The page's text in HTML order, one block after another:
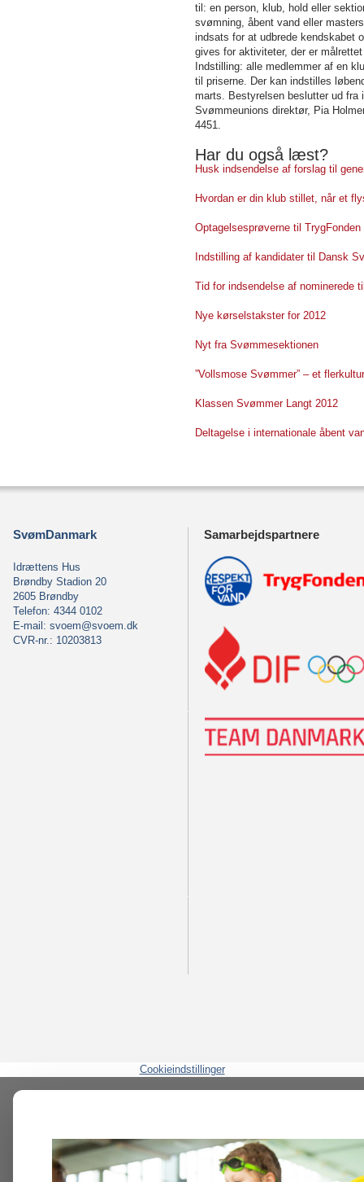
til: en person, klub, hold eller
svømning, åbent vand eller
indsats for at udbrede kendskabet
gives for aktiviteter, der er
Indstilling: alle medlemmer af en
til priserne. Der kan indstilles
marts. Bestyrelsen beslutter ud fra
Svømmeunions direktør, Pia
4451.
Har du også læst?
Husk indsendelse af forslag til
Hvordan er din klub stillet, når et
Optagelsesprøverne til
Indstilling af kandidater til Dansk
Tid for indsendelse af nominerede
Nye kørselstakster for 2012
Nyt fra Svømmesektionen
”Vollsmose Svømmer” – et
Klassen Svømmer Langt 2012
Deltagelse i internationale åbent
SvømDanmark
Idrættens Hus
Brøndby Stadion 20
2605 Brøndby
Telefon: 4344 0102
E-mail: svoem@svoem.dk
CVR-nr.: 10203813
Samarbejdspartnere
Cookieindstillinger